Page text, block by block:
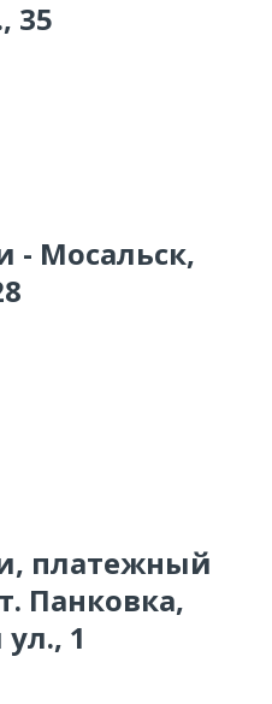
35
- Мосальск,
платежный
Панковка,
1